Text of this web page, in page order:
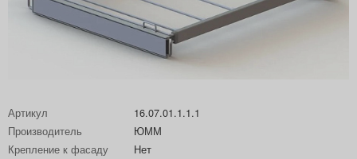
Артикул
16.07.01.1.1.1
Производитель
ЮММ
Крепление к фасаду
Нет